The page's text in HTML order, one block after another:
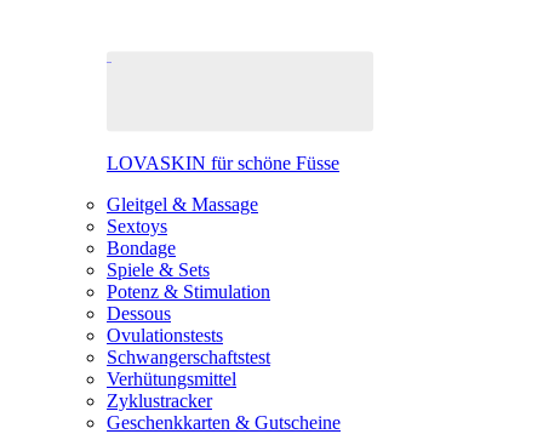
LOVASKIN für schöne Füsse
Gleitgel & Massage
Sextoys
Bondage
Spiele & Sets
Potenz & Stimulation
Dessous
Ovulationstests
Schwangerschaftstest
Verhütungsmittel
Zyklustracker
Geschenkkarten & Gutscheine